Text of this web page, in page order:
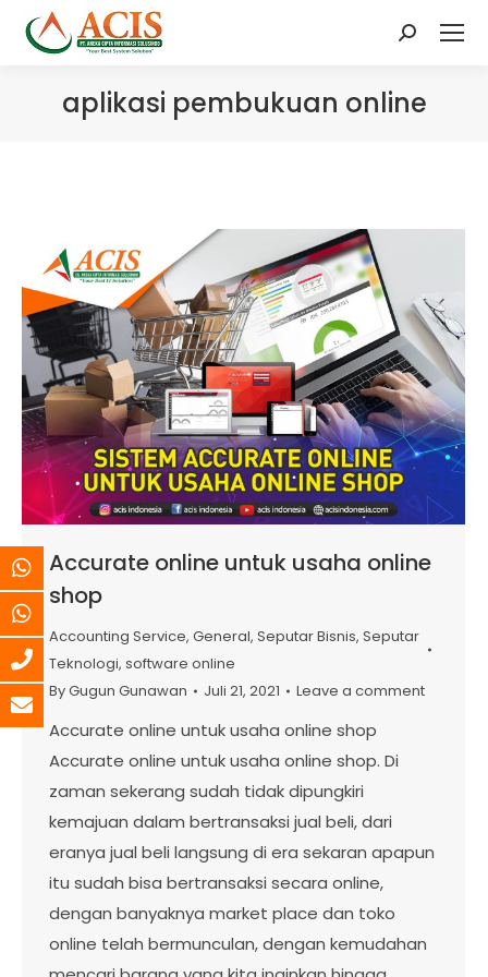
Search:
aplikasi pembukuan online
Accurate online untuk usaha online
shop
Accounting Service, General, Seputar Bisnis, Seputar
Teknologi, software online
ByGugun Gunawan Juli 21, 2021 Leave a comment
Accurate online untuk usaha online shop
Accurate online untuk usaha online shop. Di
zaman sekerang sudah tidak dipungkiri
kemajuan dalam bertransaksi jual beli, dari
eranya jual beli langsung di era sekaran apapun
itu sudah bisa bertransaksi secara online,
dengan banyaknya market place dan toko
online telah bermunculan, dengan kemudahan